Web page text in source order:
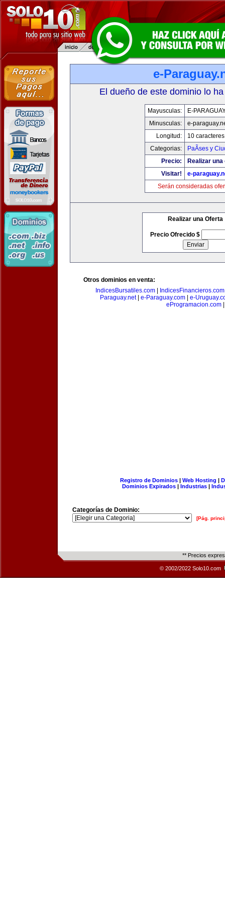
e-
El dueño de este dominio lo
Mayusculas:
E-
Minusculas:
e-
Longitud:
10 caracteres
Categorias:
PaÃ­ses y
Precio:
Realizar
Visitar!
e-
Serán consideradas
Realizar una Oferta
Precio Ofrecido $
Otros dominios en venta:
IndicesBursatiles.com
IndicesFinancieros.com
Paraguay.net| e-Paraguay.com| e-
eProgramacion.com
Registro de Dominios| Web Hosting |
Dominios Expirados | Industrias |
Categorías de Dominio:
[Pág.
** Precios
© 2002/2022 Solo10.com